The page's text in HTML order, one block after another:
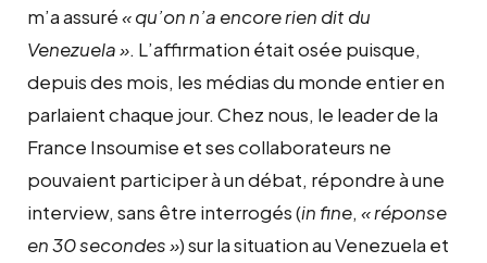
m’a assuré« qu’on n’a encore rien dit du
Venezuela ». L’affirmation était osée puisque,
depuis des mois, les médias du monde entier en
parlaient chaque jour. Chez nous, le leader de la
France Insoumise et ses collaborateurs ne
pouvaient participer à un débat, répondre à une
interview, sans être interrogés (in fine, « réponse
en 30 secondes ») sur la situation au Venezuela et